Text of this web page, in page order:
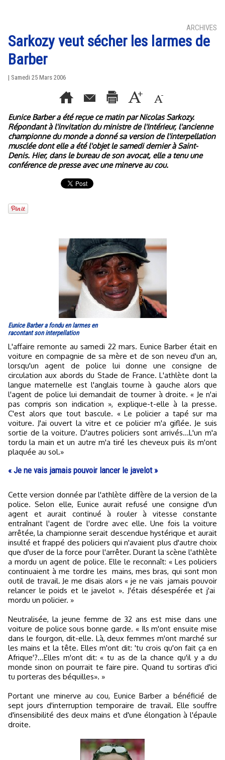
ARCHIVES
Sarkozy veut sécher les larmes de
Barber
| Samedi 25 Mars 2006
Eunice Barber a été reçue ce matin par Nicolas Sarkozy.
Répondant à l'invitation du ministre de l'Intérieur, l'ancienne
championne du monde a donné sa version de l'interpellation
musclée dont elle a été l'objet le samedi dernier à Saint-
Denis. Hier, dans le bureau de son avocat, elle a tenu une
conférence de presse avec une minerve au cou.
Eunice Barber a fondu en larmes en
racontant son interpellation
L'affaire remonte au samedi 22 mars. Eunice Barber était en
voiture en compagnie de sa mère et de son neveu d'un an,
lorsqu'un agent de police lui donne une consigne de
circulation aux abords du Stade de France. L'athlète dont la
langue maternelle est l'anglais tourne à gauche alors que
l'agent de police lui demandait de tourner à droite. « Je n'ai
pas compris son indication », explique-t-elle à la presse.
C'est alors que tout bascule. « Le policier a tapé sur ma
voiture. J'ai ouvert la vitre et ce policier m'a giflée. Je suis
sortie de la voiture. D'autres policiers sont arrivés...L'un m'a
tordu la main et un autre m'a tiré les cheveux puis ils m'ont
plaquée au sol.»
« Je ne vais jamais pouvoir lancer le javelot »
Cette version donnée par l'athlète diffère de la version de la
police. Selon elle, Eunice aurait refusé une consigne d'un
agent et aurait continué à rouler à vitesse constante
entraînant l'agent de l'ordre avec elle. Une fois la voiture
arrêtée, la championne serait descendue hystérique et aurait
insulté et frappé des policiers qui n'avaient plus d'autre choix
que d'user de la force pour l'arrêter. Durant la scène l'athlète
a mordu un agent de police. Elle le reconnaît: « Les policiers
continuaient à me tordre les mains, mes bras, qui sont mon
outil de travail. Je me disais alors « je ne vais jamais pouvoir
relancer le poids et le javelot ». J'étais désespérée et j'ai
mordu un policier. »
Neutralisée, la jeune femme de 32 ans est mise dans une
voiture de police sous bonne garde. « Ils m'ont ensuite mise
dans le fourgon, dit-elle. Là, deux femmes m'ont marché sur
les mains et la tête. Elles m'ont dit: 'tu crois qu'on fait ça en
Afrique'?...Elles m'ont dit: « tu as de la chance qu'il y a du
monde sinon on pourrait te faire pire. Quand tu sortiras d'ici
tu porteras des béquilles». »
Portant une minerve au cou, Eunice Barber a bénéficié de
sept jours d'interruption temporaire de travail. Elle souffre
d'insensibilité des deux mains et d'une élongation à l'épaule
droite.